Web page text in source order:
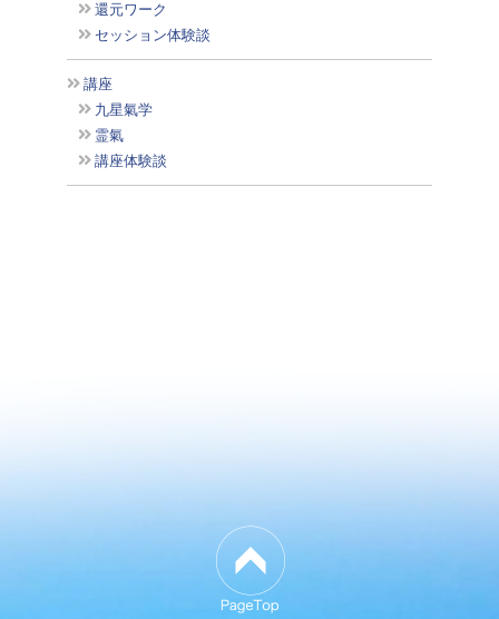
還元ワーク
セッション体験談
講座
九星氣学
霊氣
講座体験談